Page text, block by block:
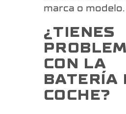
marca o modelo.
¿TIENES
CON LA
BATERÍA
COCHE?